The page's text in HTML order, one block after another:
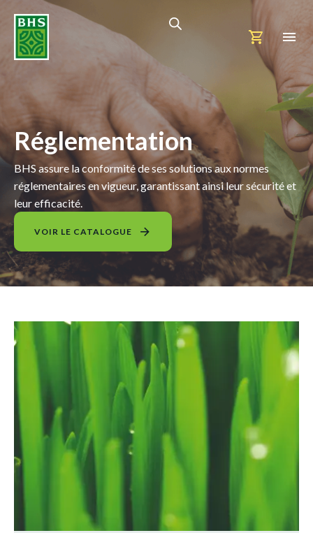
Réglementation
BHS assure la conformité de ses solutions aux normes
réglementaires en vigueur, garantissant ainsi leur sécurité et
leur efficacité.
VOIR LE CATALOGUE